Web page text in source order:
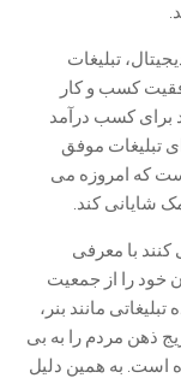
تبلیغات
کسب و کار
برای کسب درآمد
تبلیغات موفق
که امروزه می
شایانی کند.
با معرفی
خود را از جمعیت
مانند بنر،
ذهن مردم را به بی
است. به همین دلیل